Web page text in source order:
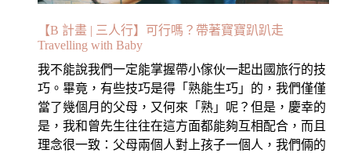
【B 計畫 | 三人行】可行嗎？帶著寶寶趴趴走
Travelling with Baby
我不能說我們一定能掌握帶小傢伙一起出國旅行的技
巧。畢竟，有些技巧是得「熟能生巧」的，我們僅僅
當了幾個月的父母，又何來「熟」呢？但是，慶幸的
是，我和曾先生往往在這方面都能夠互相配合，而且
理念很一致：父母兩個人對上孩子一個人，我們倆的